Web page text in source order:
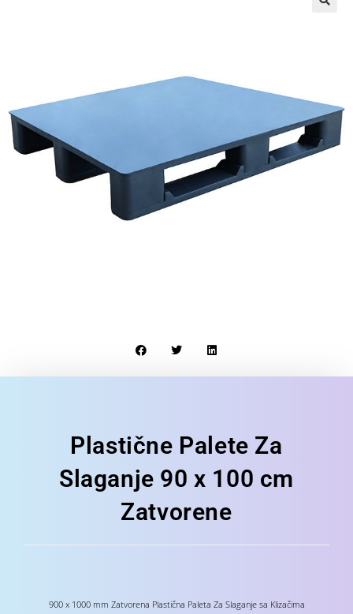
Plastične Palete Za
Slaganje 90 x 100 cm
Zatvorene
900 x 1000 mm Zatvorena Plastična Paleta Za Slaganje sa Klizačima